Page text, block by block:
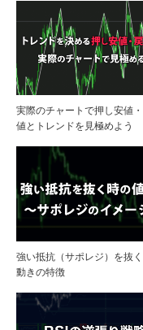
実際のチャートで押し安値
値とトレンドを見極めよう
強い抵抗（サポレジ）を抜
動きの特徴